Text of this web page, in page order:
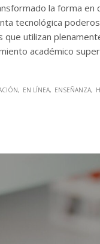
la forma
tecnológica
que utilizan
académico
EN LÍNEA ENSEÑANZA